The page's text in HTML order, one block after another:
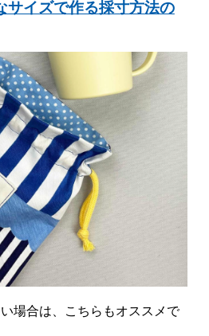
サイズで作る採寸方法の
場合は、こちらもオススメで